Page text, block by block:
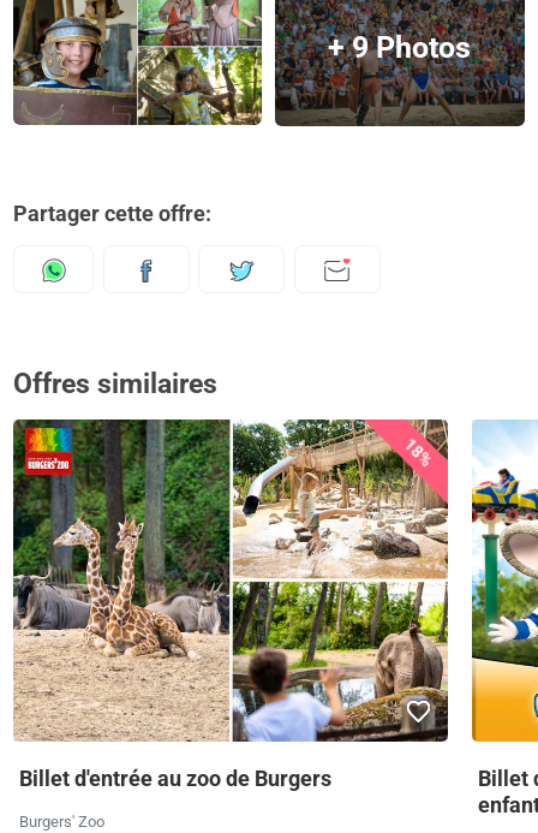
+ 9 Photos
Partager cette offre:
Offres similaires
18%
Billet d'entrée au zoo de Burgers
Burgers' Zoo
Billet